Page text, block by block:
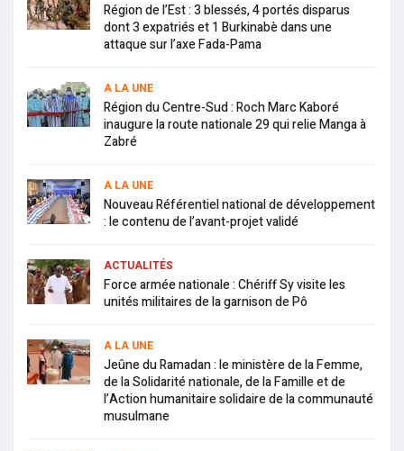
Région de l’Est : 3 blessés, 4 portés disparus
dont 3 expatriés et 1 Burkinabè dans une
attaque sur l’axe Fada-Pama
A LA UNE
Région du Centre-Sud : Roch Marc Kaboré
inaugure la route nationale 29 qui relie Manga à
Zabré
A LA UNE
Nouveau Référentiel national de développement
: le contenu de l’avant-projet validé
ACTUALITÉS
Force armée nationale : Chériff Sy visite les
unités militaires de la garnison de Pô
A LA UNE
Jeûne du Ramadan : le ministère de la Femme,
de la Solidarité nationale, de la Famille et de
l’Action humanitaire solidaire de la communauté
musulmane